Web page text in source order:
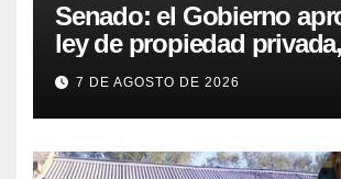
Senado: el Gobierno
ley de propiedad
tuvo que quitar otro
7 DE AGOSTO DE 2026